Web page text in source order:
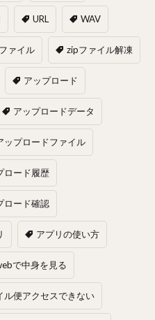
URL WAV
ァイル zipファイル解凍
アップロード
アップロードデータ
ップロードファイル
ロード履歴
ロード確認
アプリの使い方
で中身を見る
ル便アクセスできない